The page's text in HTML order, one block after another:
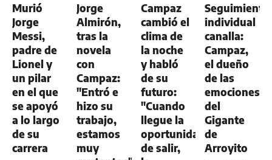
Murió
Jorge
Messi,
padre de
Lionel y
un pilar
en el que
se apoyó
a lo largo
de su
carrera
Jorge
Almirón,
tras la
novela
con
Campaz:
"Entró e
hizo su
trabajo,
estamos
muy
Campaz
cambió el
clima de
la noche
y habló
de su
futuro:
"Cuando
llegue la
oportunidad
de salir,
ALDOSIVI
1
Seguimiento
individual
canalla:
Campaz,
el dueño
de las
emociones
del
Gigante
de
Arroyito